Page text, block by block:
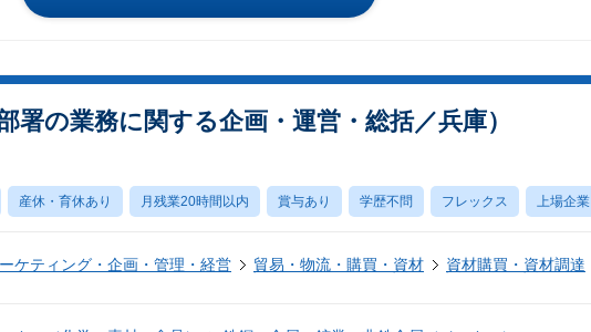
署の業務に関する企画・運営・総括／兵庫）
産休・育休あり 月残業20時間以内 賞与あり 学歴不問 フレックス 上場企業
ケティング・企画・管理・経営 貿易・物流・購買・資材 資材購買・資材調達